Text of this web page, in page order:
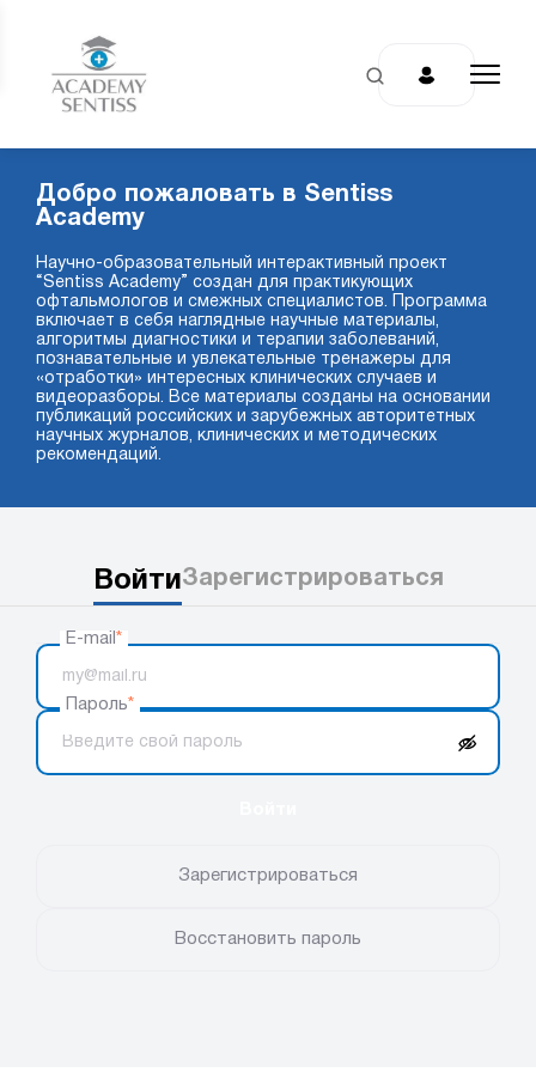
Добро пожаловать в Sentiss
Academy
Научно-образовательный интерактивный проект
“Sentiss Academy” создан для практикующих
офтальмологов и смежных специалистов. Программа
включает в себя наглядные научные материалы,
алгоритмы диагностики и терапии заболеваний,
познавательные и увлекательные тренажеры для
«отработки» интересных клинических случаев и
видеоразборы. Все материалы созданы на основании
публикаций российских и зарубежных авторитетных
научных журналов, клинических и методических
рекомендаций.
ВойтиЗарегистрироваться
E-mail *
Пароль*
Зарегистрироваться
Восстановить пароль